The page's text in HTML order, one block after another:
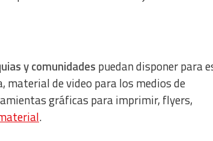
y comunidades puedan disponer para
material de video para los medios de
gráficas para imprimir, flyers,
.